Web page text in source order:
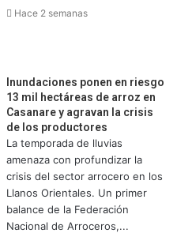
Hace 2 semanas
Inundaciones ponen en riesgo
13 mil hectáreas de arroz en
Casanare y agravan la crisis
de los productores
La temporada de lluvias
amenaza con profundizar la
crisis del sector arrocero en los
Llanos Orientales. Un primer
balance de la Federación
Nacional de Arroceros,...